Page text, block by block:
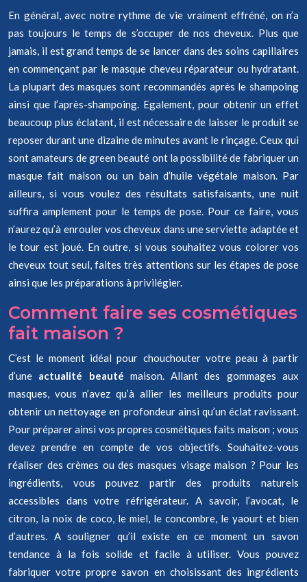
En général, avec notre rythme de vie vraiment effréné, on n’a
pas toujours le temps de s’occuper de nos cheveux. Plus que
jamais, il est grand temps de se lancer dans des soins capillaires
en commençant par le masque cheveu réparateur ou hydratant.
La plupart des masques sont recommandés après le shampoing
ainsi que l’après-shampoing. Egalement, pour obtenir un effet
beaucoup plus éclatant, il est nécessaire de laisser le produit se
reposer durant une dizaine de minutes avant le rinçage. Ceux qui
sont amateurs de green beauté ont la possibilité de fabriquer un
masque fait maison ou un bain d’huile végétale maison. Par
ailleurs, si vous voulez des résultats satisfaisants, une nuit
suffira amplement pour le temps de pose. Pour ce faire, vous
n’aurez qu’à enrouler vos cheveux dans une serviette adaptée et
le tour est joué. En outre, si vous souhaitez vous colorer vos
cheveux tout seul, faites très attentions sur les étapes de pose
ainsi que les préparations à privilégier.
Comment faire ses cosmétiques
fait maison ?
C’est le moment idéal pour chouchouter votre peau à partir
d’une actualité beauté maison. Allant des gommages aux
masques, vous n’avez qu’à allier les meilleurs produits pour
obtenir un nettoyage en profondeur ainsi qu’un éclat ravissant.
Pour préparer ainsi vos propres cosmétiques faits maison ; vous
devez prendre en compte de vos objectifs. Souhaitez-vous
réaliser des crèmes ou des masques visage maison ? Pour les
ingrédients, vous pouvez partir des produits naturels
accessibles dans votre réfrigérateur. A savoir, l’avocat, le
citron, la noix de coco, le miel, le concombre, le yaourt et bien
d’autres. A souligner qu’il existe en ce moment un savon
tendance à la fois solide et facile à utiliser. Vous pouvez
fabriquer votre propre savon en choisissant des ingrédients